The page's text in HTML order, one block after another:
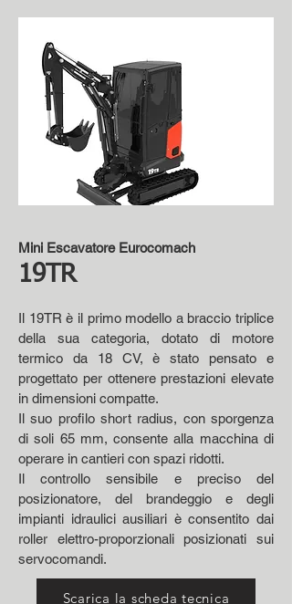
Mini Escavatore Eurocomach
19TR
Il 19TR è il primo modello a braccio triplice
della sua categoria, dotato di motore
termico da 18 CV, è stato pensato e
progettato per ottenere prestazioni elevate
in dimensioni compatte.
Il suo profilo short radius, con sporgenza
di soli 65 mm, consente alla macchina di
operare in cantieri con spazi ridotti.
Il controllo sensibile e preciso del
posizionatore, del brandeggio e degli
impianti idraulici ausiliari è consentito dai
roller elettro-proporzionali posizionati sui
servocomandi.
Scarica la scheda tecnica